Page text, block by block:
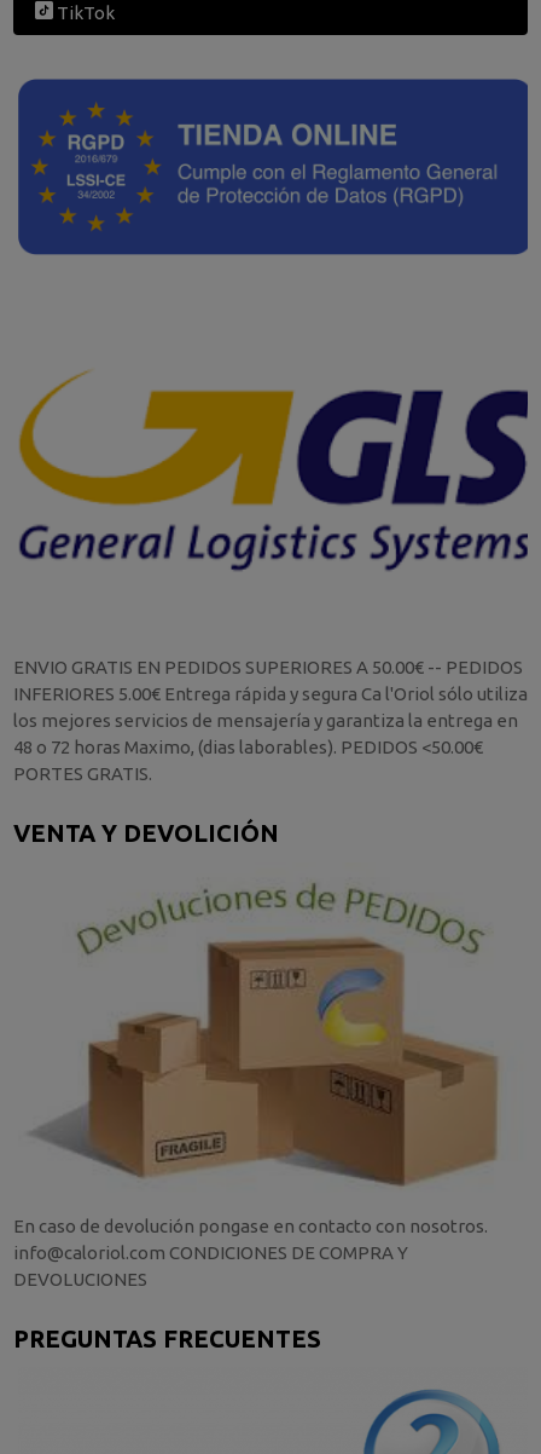
TikTok
ENVIO GRATIS EN PEDIDOS SUPERIORES A 50.00€ -- PEDIDOS
INFERIORES 5.00€ Entrega rápida y segura Ca l'Oriol sólo utiliza
los mejores servicios de mensajería y garantiza la entrega en
48 o 72 horas Maximo, (dias laborables). PEDIDOS <50.00€
PORTES GRATIS.
VENTA Y DEVOLICIÓN
En caso de devolución pongase en contacto con nosotros.
info@caloriol.com CONDICIONES DE COMPRA Y
DEVOLUCIONES
PREGUNTAS FRECUENTES